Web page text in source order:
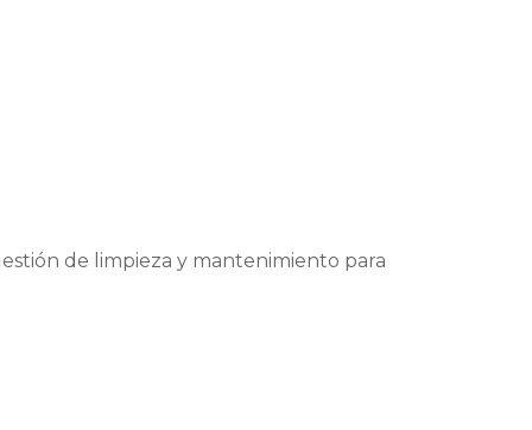
de limpieza y mantenimiento para